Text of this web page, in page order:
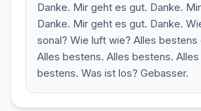
Danke. Mir geht es gut. Danke.
Danke. Mir geht es gut. Danke.
sonal? Wie luft wie? Alles bestens
Alles bestens. Alles bestens.
bestens. Was ist los? Gebasser.